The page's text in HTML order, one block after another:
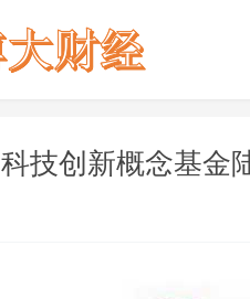
科技创新概念基金